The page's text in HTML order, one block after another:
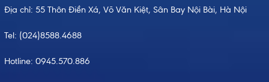
Địa chỉ: 55 Thôn Điền Xá, Võ Văn Kiệt, Sân Bay Nội Bài, Hà Nội
Tel: (024)8588.4688
Hotline: 0945.570.886